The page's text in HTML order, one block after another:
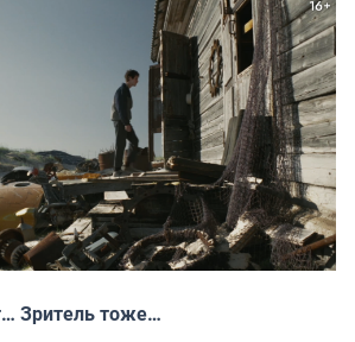
Зритель тоже…